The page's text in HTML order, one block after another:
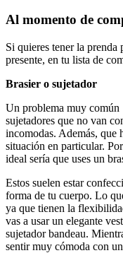
Al momento de
Si quieres tener la prenda
presente, en tu lista de
Brasier o sujetador
Un problema muy común
sujetadores que no van
incomodas. Además, que
situación en particular.
ideal sería que uses un
Estos suelen estar
forma de tu cuerpo. Lo
ya que tienen la
vas a usar un elegante
sujetador bandeau.
sentir muy cómoda con